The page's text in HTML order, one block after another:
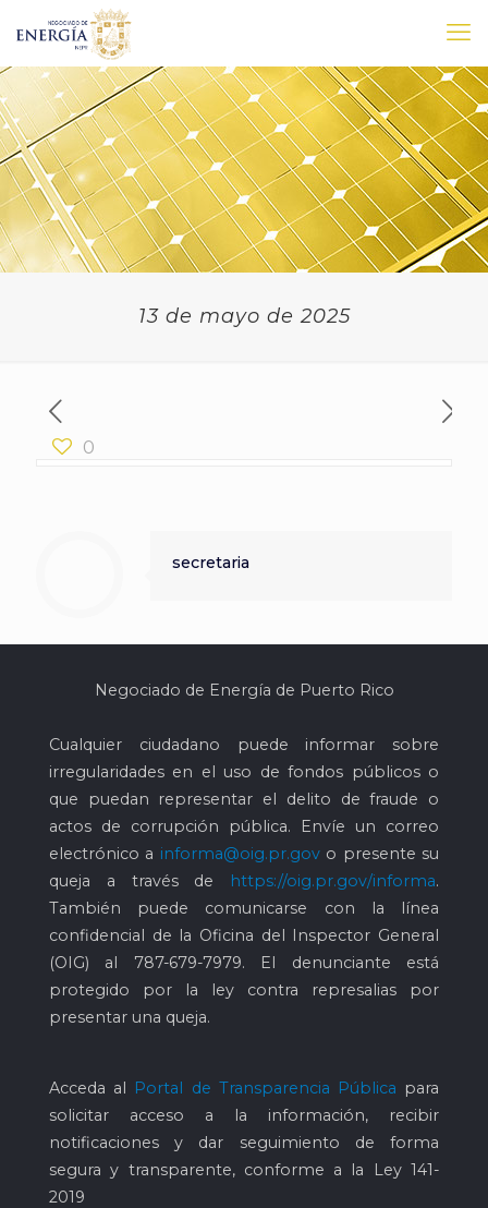
13 de mayo de 2025
0
secretaria
Negociado de Energía de Puerto Rico
Cualquier ciudadano puede informar sobre
irregularidades en el uso de fondos públicos o
que puedan representar el delito de fraude o
actos de corrupción pública. Envíe un correo
electrónico a informa@oig.pr.govo presente su
queja a través de
https://oig.pr.gov/informa.
También puede comunicarse con la línea
confidencial de la Oficina del Inspector General
(OIG) al 787-679-7979. El denunciante está
protegido por la ley contra represalias por
presentar una queja.
Acceda al Portal de Transparencia Pública para
solicitar acceso a la información, recibir
notificaciones y dar seguimiento de forma
segura y transparente, conforme a la Ley 141-
2019